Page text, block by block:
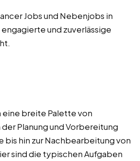
Jobs und Nebenjobs in
und zuverlässige
breite Palette von
Planung und Vorbereitung
bis hin zur Nachbearbeitung von
sind die typischen Aufgaben